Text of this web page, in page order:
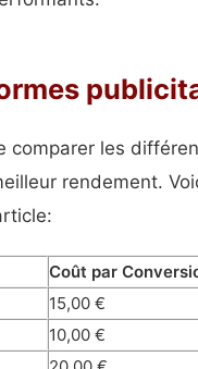
comparer les
rendement.
Coût par
15,00 €
10,00 €